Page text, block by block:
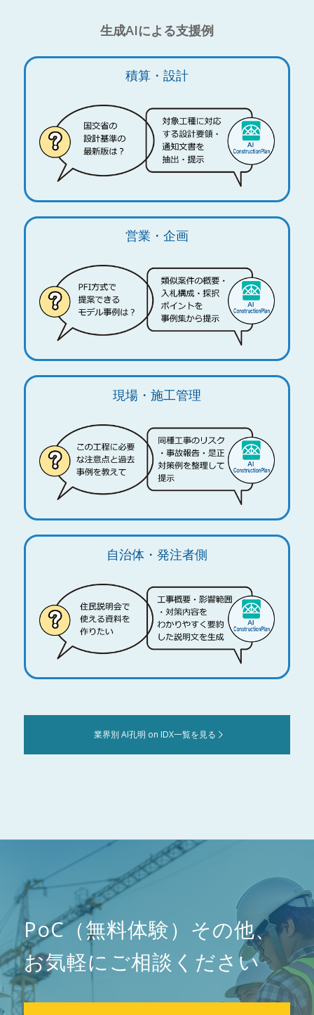
生成AIによる支援例
積算・設計
営業・企画
現場・施工管理
自治体・発注者側
業界別 AI孔明 on IDX一覧を見る
PoC（無料体験）その他、
お気軽にご相談ください